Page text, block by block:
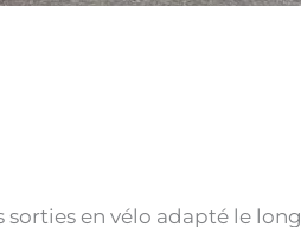
sorties en vélo adapté le long